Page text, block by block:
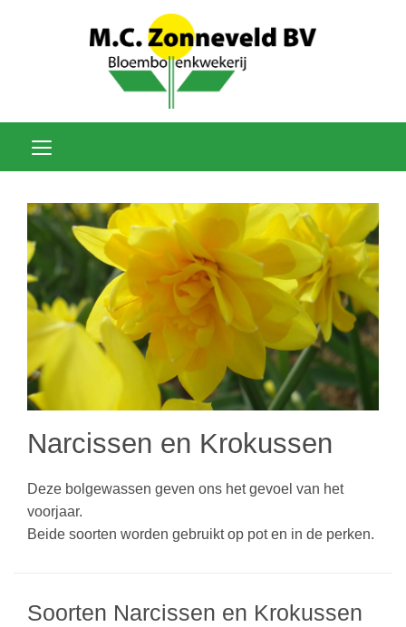
Narcissen en Krokussen
Deze bolgewassen geven ons het gevoel van het
voorjaar.
Beide soorten worden gebruikt op pot en in de perken.
Soorten Narcissen en Krokussen